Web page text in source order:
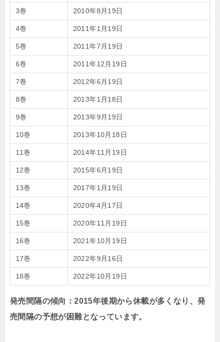
3巻 2010年8月19日
4巻 2011年1月19日
5巻 2011年7月19日
6巻 2011年12月19日
7巻 2012年6月19日
8巻 2013年1月18日
9巻 2013年9月19日
10巻 2013年10月18日
11巻 2014年11月19日
12巻 2015年6月19日
13巻 2017年1月19日
14巻 2020年4月17日
15巻 2020年11月19日
16巻 2021年10月19日
17巻 2022年9月16日
18巻 2022年10月19日
発売間隔の傾向：2015年後期から休載が多くなり、発
売間隔の予想が困難となっています。